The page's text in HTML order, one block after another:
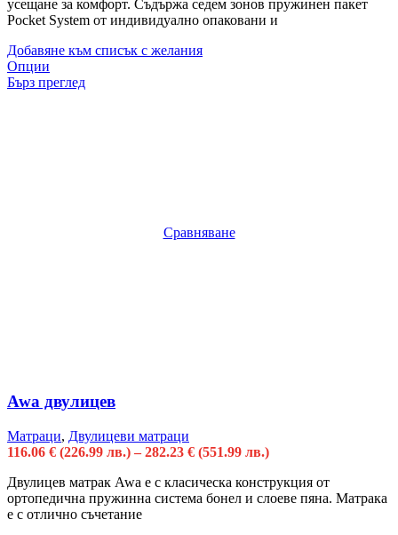
усещане за комфорт. Съдържа седем зонов пружинен пакет
Pocket System от индивидуално опаковани и
Добавяне към списък с желания
Опции
Бърз преглед
Сравняване
Awa двулицев
Матраци, Двулицеви матраци
116.06 € (226.99 лв.) – 282.23 € (551.99 лв.)
Двулицев матрак Awa е с класическа конструкция от
ортопедична пружинна система бонел и слоеве пяна. Матрака
е с отлично съчетание